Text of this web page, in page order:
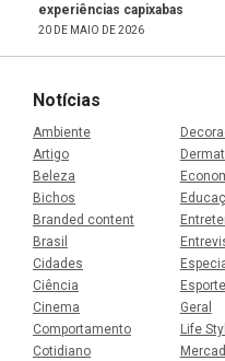
experiências capixabas
20 DE MAIO DE 2026
Notícias
Ambiente
Artigo
Beleza
Bichos
Branded content
Brasil
Cidades
Ciência
Cinema
Comportamento
Cotidiano
Esporte
Geral
Life